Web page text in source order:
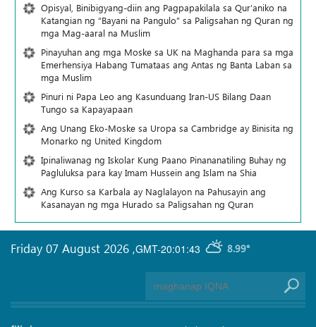
Opisyal, Binibigyang-diin ang Pagpapakilala sa Qur’aniko na
Katangian ng “Bayani na Pangulo” sa Paligsahan ng Quran ng
mga Mag-aaral na Muslim
Pinayuhan ang mga Moske sa UK na Maghanda para sa mga
Emerhensiya Habang Tumataas ang Antas ng Banta Laban sa
mga Muslim
Pinuri ni Papa Leo ang Kasunduang Iran-US Bilang Daan
Tungo sa Kapayapaan
Ang Unang Eko-Moske sa Uropa sa Cambridge ay Binisita ng
Monarko ng United Kingdom
Ipinaliwanag ng Iskolar Kung Paano Pinananatiling Buhay ng
Pagluluksa para kay Imam Hussein ang Islam na Shia
Ang Kurso sa Karbala ay Naglalayon na Pahusayin ang
Kasanayan ng mga Hurado sa Paligsahan ng Quran
GMT-20:01:43 8.99°
Friday 07 August 2026 ,